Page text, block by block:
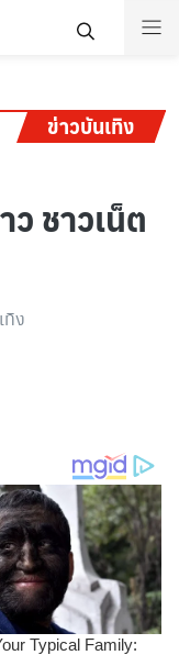
ข่าวบันเทิง
ชาวเน็ต
ทิง